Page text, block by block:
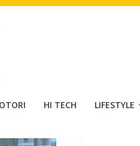
HI TECH LIFESTYLE